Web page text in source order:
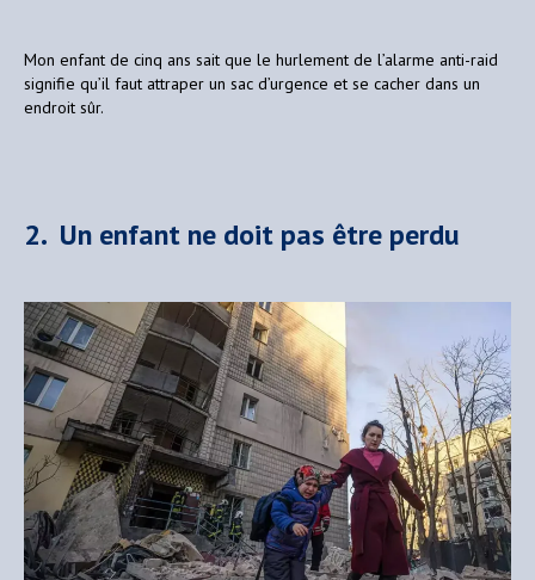
Mon enfant de cinq ans sait que le hurlement de l’alarme anti-raid
signifie qu’il faut attraper un sac d’urgence et se cacher dans un
endroit sûr.
2. Un enfant ne doit pas être perdu